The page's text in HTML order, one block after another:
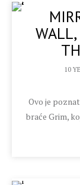
WALL,
10
Ovo je
braće Grim,